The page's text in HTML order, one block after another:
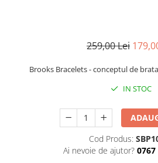
259,00 Lei
Brooks Bracelets - conceptul de
IN STOC
Cod Produs:
Ai nevoie de ajutor? 0767